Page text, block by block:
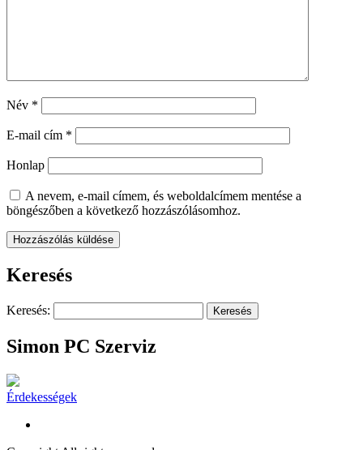
Név *
E-mail cím *
Honlap
A nevem, e-mail címem, és weboldalcímem mentése a
böngészőben a következő hozzászólásomhoz.
Keresés
Keresés:
Simon PC Szerviz
Érdekességek